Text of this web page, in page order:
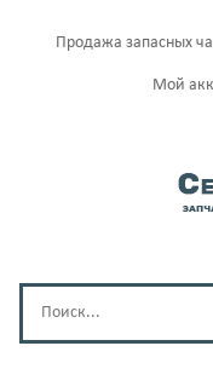
Продажа запасных
Мой